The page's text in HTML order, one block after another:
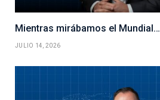
Mientras mirábamos el Mundial…
JULIO 14, 2026